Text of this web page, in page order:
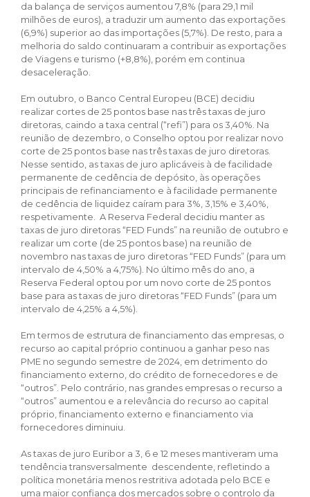
da balança de serviços aumentou 7,8% (para 29,1 mil
milhões de euros), a traduzir um aumento das exportações
(6,9%) superior ao das importações (5,7%). De resto, para a
melhoria do saldo continuaram a contribuir as exportações
de Viagens e turismo (+8,8%), porém em continua
desaceleração.
Em outubro, o Banco Central Europeu (BCE) decidiu
realizar cortes de 25 pontos base nas três taxas de juro
diretoras, caindo a taxa central (“refi”) para os 3,40%. Na
reunião de dezembro, o Conselho optou por realizar novo
corte de 25 pontos base nas três taxas de juro diretoras.
Nesse sentido, as taxas de juro aplicáveis à de facilidade
permanente de cedência de depósito, às operações
principais de refinanciamento e à facilidade permanente
de cedência de liquidez caíram para 3%, 3,15% e 3,40%,
respetivamente. A Reserva Federal decidiu manter as
taxas de juro diretoras “FED Funds” na reunião de outubro e
realizar um corte (de 25 pontos base) na reunião de
novembro nas taxas de juro diretoras “FED Funds” (para um
intervalo de 4,50% a 4,75%). No último mês do ano, a
Reserva Federal optou por um novo corte de 25 pontos
base para as taxas de juro diretoras “FED Funds” (para um
intervalo de 4,25% a 4,5%).
Em termos de estrutura de financiamento das empresas, o
recurso ao capital próprio continuou a ganhar peso nas
PME no segundo semestre de 2024, em detrimento do
financiamento externo, do crédito de fornecedores e de
“outros”. Pelo contrário, nas grandes empresas o recurso a
“outros” aumentou e a relevância do recurso ao capital
próprio, financiamento externo e financiamento via
fornecedores diminuiu.
As taxas de juro Euribor a 3, 6 e 12 meses mantiveram uma
tendência transversalmente descendente, refletindo a
política monetária menos restritiva adotada pelo BCE e
uma maior confiança dos mercados sobre o controlo da